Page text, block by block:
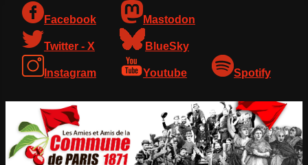
Facebook Mastodon
Twitter - X BlueSky
Instagram Youtube Spotify